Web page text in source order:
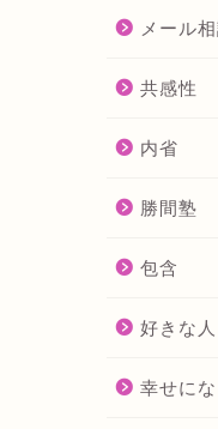
メール
共感性
内省
勝間塾
包含
好きな
幸せに